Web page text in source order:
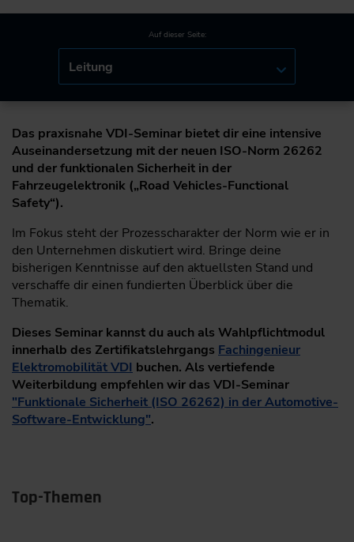
Auf dieser Seite:
Leitung
Das praxisnahe VDI-Seminar bietet dir eine intensive
Auseinandersetzung mit der neuen ISO-Norm 26262
und der funktionalen Sicherheit in der
Fahrzeugelektronik („Road Vehicles-Functional
Safety“).
Im Fokus steht der Prozesscharakter der Norm wie er in
den Unternehmen diskutiert wird. Bringe deine
bisherigen Kenntnisse auf den aktuellsten Stand und
verschaffe dir einen fundierten Überblick über die
Thematik.
Dieses Seminar kannst du auch als Wahlpflichtmodul
innerhalb des Zertifikatslehrgangs Fachingenieur
Elektromobilität VDI buchen. Als vertiefende
Weiterbildung empfehlen wir das VDI-Seminar
"Funktionale Sicherheit (ISO 26262) in der Automotive-
Software-Entwicklung".
Top-Themen